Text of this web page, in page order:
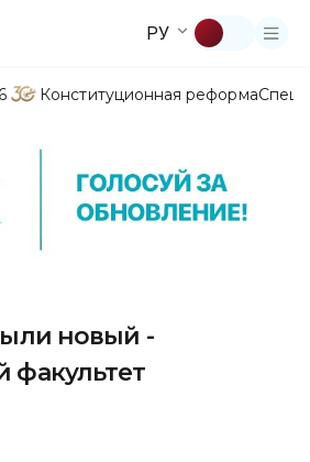
РУ
Конституционная реформа
новый -
факультет